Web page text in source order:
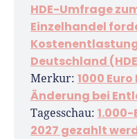
HDE-Umfrage
Einzelhandel
Deutschland
Merkur: 1000
Änderung bei
Tagesschau:
2027 gezahlt